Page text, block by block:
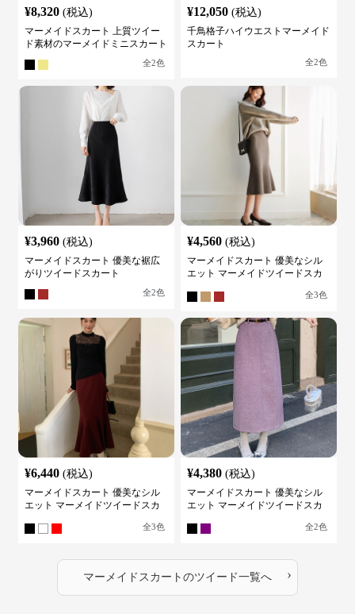
¥8,320 (税込)
マーメイドスカート 上質ツイー
ド素材のマーメイドミニスカート
全2色
¥12,050 (税込)
千鳥格子ハイウエストマーメイド
スカート
全2色
¥3,960 (税込)
マーメイドスカート 優美な裾広
がりツイードスカート
全2色
¥4,560 (税込)
マーメイドスカート 優美なシル
エット マーメイドツイードスカ
全3色
¥6,440 (税込)
マーメイドスカート 優美なシル
エット マーメイドツイードスカ
全3色
¥4,380 (税込)
マーメイドスカート 優美なシル
エット マーメイドツイードスカ
全2色
マーメイドスカート のツイード一覧へ ›